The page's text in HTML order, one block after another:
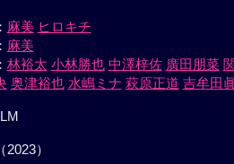
麻美 ヒロキチ
麻美
林裕太 小林勝也 中澤梓佐 廣田朋菜
奥津裕也 水嶋ミナ 萩原正道 吉牟田
2023）